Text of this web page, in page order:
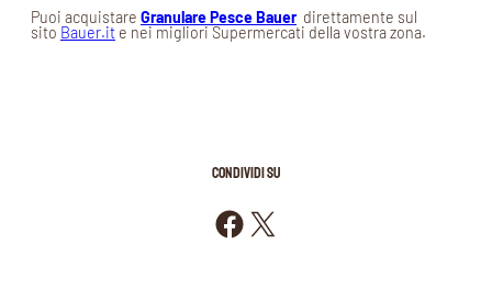
Puoi acquistare Granulare Pesce Bauerdirettamente sul
sito Bauer.it e nei migliori Supermercati della vostra zona.
CONDIVIDI SU
Condividi su Facebook
Condividi su X